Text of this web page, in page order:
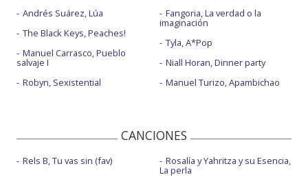
Andrés Suárez, Lúa
The Black Keys, Peaches!
Manuel Carrasco, Pueblo
salvaje I
Robyn, Sexistential
Fangoria, La verdad o la
imaginación
Tyla, A*Pop
Niall Horan, Dinner party
Manuel Turizo, Apambichao
CANCIONES
Rels B, Tu vas sin (fav) Rosalía y Yahritza y su Esencia,
La perla